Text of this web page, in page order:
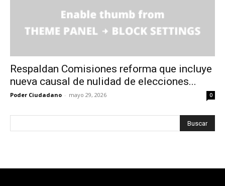
Respaldan Comisiones reforma que incluye
nueva causal de nulidad de elecciones...
Poder Ciudadano - mayo 29, 2026 0